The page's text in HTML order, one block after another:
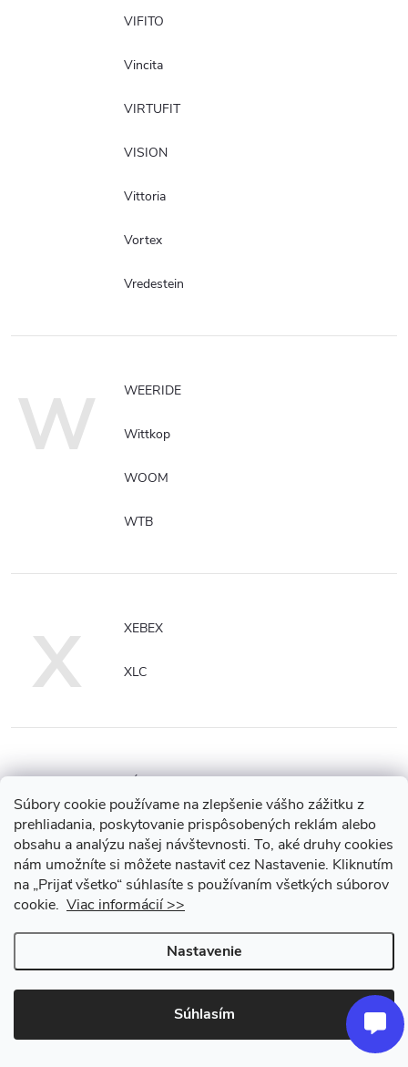
Súbory cookie používame na zlepšenie vášho zážitku z
prehliadania, poskytovanie prispôsobených reklám alebo
obsahu a analýzu našej návštevnosti. To, aké druhy cookies
nám umožníte si môžete nastaviť cez Nastavenie. Kliknutím
na „Prijať všetko“ súhlasíte s používaním všetkých súborov
cookie. Viac informácií >>
Nastavenie
Súhlasím
VIFITO
Vincita
VIRTUFIT
VISION
Vittoria
Vortex
Vredestein
W WEERIDE
Wittkop
WOOM
WTB
X XEBEX
XLC
Z ZÉFAL
ZIPP
ZOOM